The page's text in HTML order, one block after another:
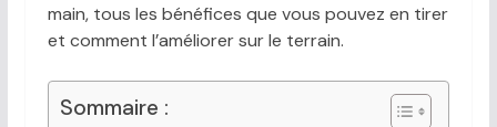
main, tous les bénéfices que vous pouvez en tirer
et comment l’améliorer sur le terrain.
Sommaire :